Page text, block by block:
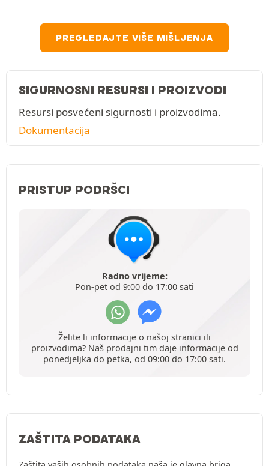
PREGLEDAJTE VIŠE MIŠLJENJA
SIGURNOSNI RESURSI I PROIZVODI
Resursi posvećeni sigurnosti i proizvodima.
Dokumentacija
PRISTUP PODRŠCI
Radno vrijeme:
Pon-pet od 9:00 do 17:00 sati
Želite li informacije o našoj stranici ili
proizvodima? Naš prodajni tim daje informacije od
ponedjeljka do petka, od 09:00 do 17:00 sati.
ZAŠTITA PODATAKA